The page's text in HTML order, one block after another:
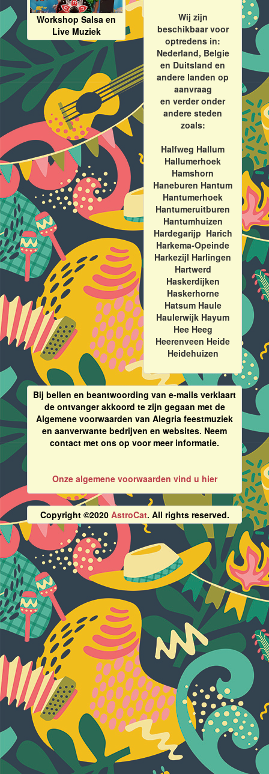
Workshop Salsa en
Live Muziek
Wij zijn
beschikbaar voor
optredens in:
Nederland, Belgie
en Duitsland en
andere landen op
aanvraag
en verder onder
andere steden
zoals:
Halfweg Hallum
Hallumerhoek
Hamshorn
Haneburen Hantum
Hantumerhoek
Hantumeruitburen
Hantumhuizen
Hardegarijp Harich
Harkema-Opeinde
Harkezijl Harlingen
Hartwerd
Haskerdijken
Haskerhorne
Hatsum Haule
Haulerwijk Hayum
Hee Heeg
Heerenveen Heide
Heidehuizen
Bij bellen en beantwoording van e-mails verklaart
de ontvanger akkoord te zijn gegaan met de
Algemene voorwaarden van Alegria feestmuziek
en aanverwante bedrijven en websites. Neem
contact met ons op voor meer informatie.
Onze algemene voorwaarden vind u hier
Copyright ©2020 AstroCat. All rights reserved.